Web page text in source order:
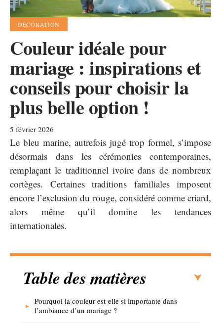
DÉCORATION
Couleur idéale pour
mariage : inspirations et
conseils pour choisir la
plus belle option !
5 février 2026
Le bleu marine, autrefois jugé trop formel, s’impose
désormais dans les cérémonies contemporaines,
remplaçant le traditionnel ivoire dans de nombreux
cortèges. Certaines traditions familiales imposent
encore l’exclusion du rouge, considéré comme criard,
alors même qu’il domine les tendances
internationales.
Table des matières
Pourquoi la couleur est-elle si importante dans
l’ambiance d’un mariage ?